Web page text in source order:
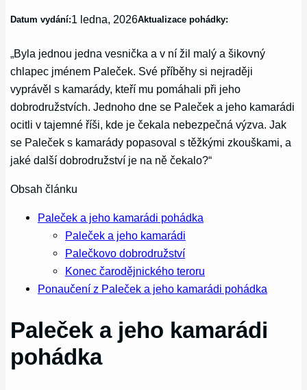
Datum vydání:1 ledna, 2026Aktualizace pohádky:
„Byla jednou jedna vesnička a v ní žil malý a šikovný
chlapec jménem Paleček. Své příběhy si nejraději
vyprávěl s kamarády, kteří mu pomáhali při jeho
dobrodružstvích. Jednoho dne se Paleček a jeho kamarádi
ocitli v tajemné říši, kde je čekala nebezpečná výzva. Jak
se Paleček s kamarády popasoval s těžkými zkouškami, a
jaké další dobrodružství je na ně čekalo?“
Obsah článku
Paleček a jeho kamarádi pohádka
Paleček a jeho kamarádi
Palečkovo dobrodružství
Konec čarodějnického teroru
Ponaučení z Paleček a jeho kamarádi pohádka
Paleček a jeho kamarádi
pohádka